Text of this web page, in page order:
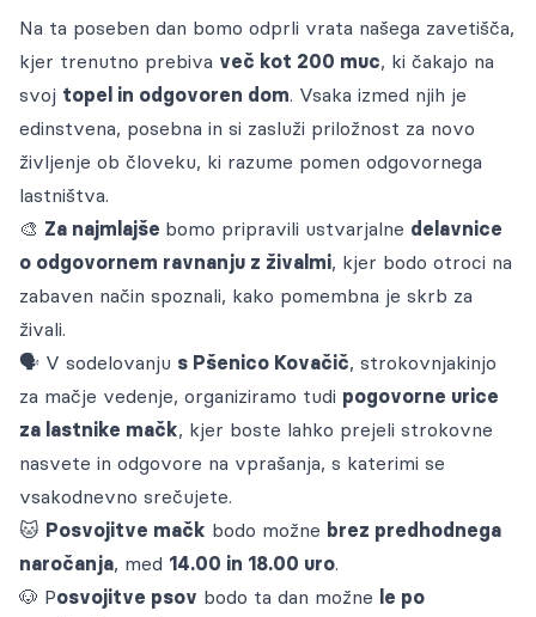
Oddane živali
Oddajo lastniki
Postopek posvojitve od lastnika
Kako oddati žival
Cenik storitev
Galerija
Naloge in projekti
Veterinarska ambulanta
Prostoživeče mačke
Sponzorji
Pogosta vprašanja
Dokumenti
Blog
Voden ogled
Ogled živali za posvojitev
zbrane na enem mestu.
Gradiva za medije
Prijava na obvestila
Galerija
Objave medijev
ZA OBČINE
POMAGAJ KONTAKT
Na ta poseben dan bomo odprli vrata našega zavetišča,
kjer trenutno prebiva več kot 200 muc, ki čakajo na
svoj topel in odgovoren dom. Vsaka izmed njih je
edinstvena, posebna in si zasluži priložnost za novo
življenje ob človeku, ki razume pomen odgovornega
lastništva.
🎨 Za najmlajše bomo pripravili ustvarjalne delavnice
o odgovornem ravnanju z živalmi, kjer bodo otroci na
zabaven način spoznali, kako pomembna je skrb za
živali.
🗣️ V sodelovanju s Pšenico Kovačič, strokovnjakinjo
za mačje vedenje, organiziramo tudi pogovorne urice
za lastnike mačk, kjer boste lahko prejeli strokovne
nasvete in odgovore na vprašanja, s katerimi se
vsakodnevno srečujete.
🐱 Posvojitve mačk bodo možne brez predhodnega
naročanja, med 14.00 in 18.00 uro.
🐶 Posvojitve psov bodo ta dan možne le po